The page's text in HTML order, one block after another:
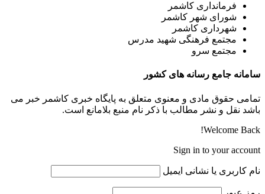
فرمانداری کاشمر
شورای شهر کاشمر
شهرداری کاشمر
مجتمع فرهنگی شهید مدرس
مجتمع سرو
سامانه جامع رسانه های کشور
تمامی حقوق مادی و معنوی متعلق به پایگاه خبری کاشمر خبر می
باشد نقل و نشر مطالب با ذکر نام منبع بلامانع است.
Welcome Back!
Sign in to your account
نام کاربری یا نشانی ایمیل